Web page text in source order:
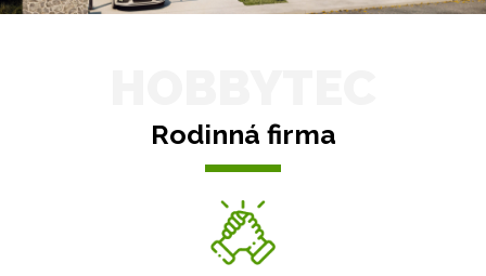
Rodinná firma